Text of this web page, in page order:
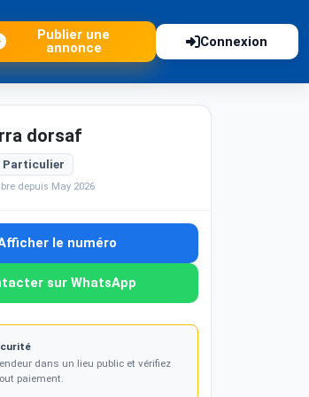
Publier une
annonce
Connexion
dorsaf
Particulier
depuis May 2026
le numéro
sur WhatsApp
dans un lieu public et vérifiez
paiement.